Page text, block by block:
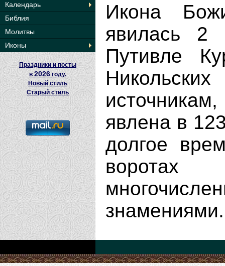
Календарь
Библия
Молитвы
Иконы
Праздники и посты
в 2026 году.
Новый стиль
Старый стиль
Икона
явилась 2
Путивле
явлена в
долгое
знамениями.